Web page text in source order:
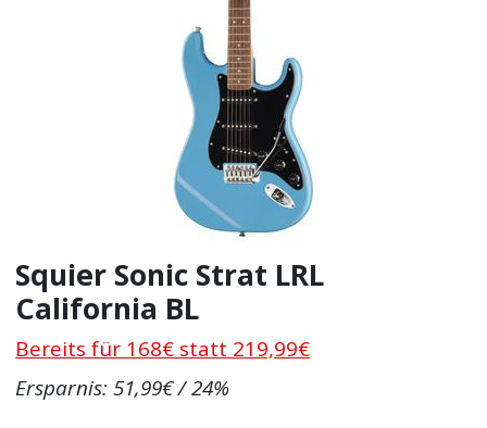
Squier Sonic Strat LRL
California BL
Bereits für 168€ statt 219,99€
Ersparnis: 51,99€ / 24%